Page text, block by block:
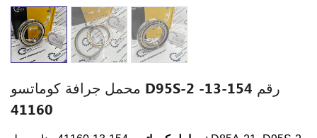
محمل جرافة كوماتسو D95S-2 رقم 154-13-
41160